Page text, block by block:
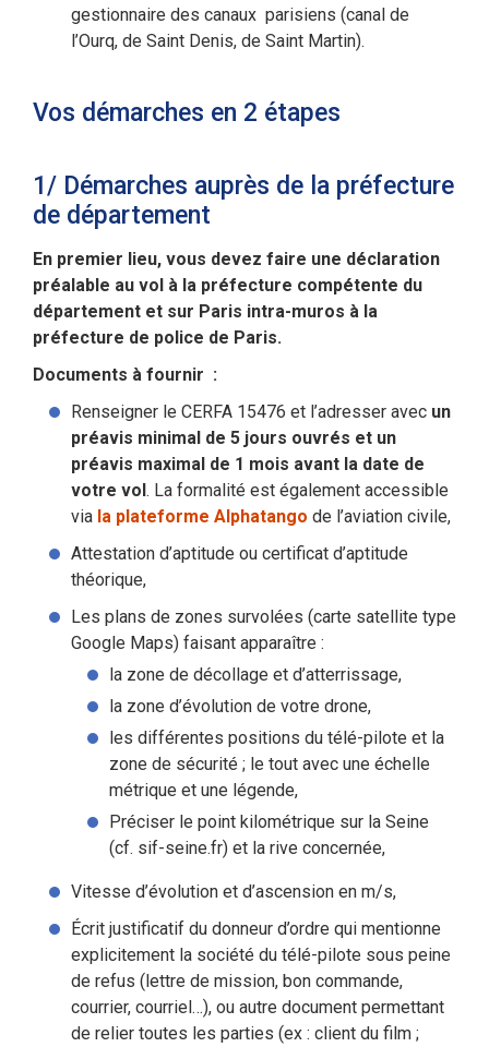
gestionnaire des canaux parisiens (canal de
l’Ourq, de Saint Denis, de Saint Martin).
Vos démarches en 2 étapes
1/ Démarches auprès de la préfecture
de département
En premier lieu, vous devez faire une déclaration
préalable au vol à la préfecture compétente du
département et sur Paris intra-muros à la
préfecture de police de Paris.
Documents à fournir :
Renseigner le CERFA 15476 et l’adresser avec un
préavis minimal de 5 jours ouvrés et un
préavis maximal de 1 mois avant la date de
votre vol. La formalité est également accessible
via la plateforme Alphatango de l’aviation civile,
Attestation d’aptitude ou certificat d’aptitude
théorique,
Les plans de zones survolées (carte satellite type
Google Maps) faisant apparaître :
la zone de décollage et d’atterrissage,
la zone d’évolution de votre drone,
les différentes positions du télé-pilote et la
zone de sécurité ; le tout avec une échelle
métrique et une légende,
Préciser le point kilométrique sur la Seine
(cf. sif-seine.fr) et la rive concernée,
Vitesse d’évolution et d’ascension en m/s,
Écrit justificatif du donneur d’ordre qui mentionne
explicitement la société du télé-pilote sous peine
de refus (lettre de mission, bon commande,
courrier, courriel…), ou autre document permettant
de relier toutes les parties (ex : client du film ;